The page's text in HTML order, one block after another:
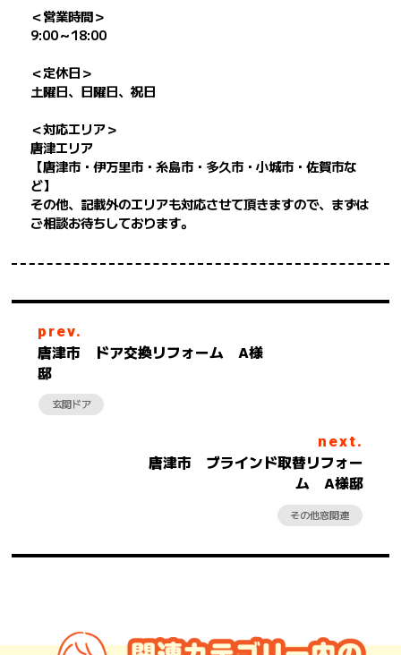
＜営業時間＞
9:00～18:00
＜定休日＞
土曜日、日曜日、祝日
＜対応エリア＞
唐津エリア
【唐津市・伊万里市・糸島市・多久市・小城市・佐賀市な
ど】
その他、記載外のエリアも対応させて頂きますので、まずは
ご相談お待ちしております。
prev.
唐津市 ドア交換リフォーム A様
邸
玄関ドア
next.
唐津市 ブラインド取替リフォー
ム A様邸
その他窓関連